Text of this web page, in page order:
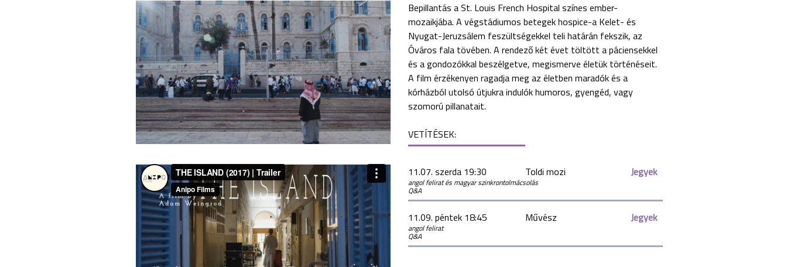
Bepillantás a St. Louis French Hospital színes ember-
mozaikjába. A végstádiumos betegek hospice-a Kelet- és
Nyugat-Jeruzsálem feszültségekkel teli határán fekszik, az
Óváros fala tövében. A rendező két évet töltött a páciensekkel
és a gondozókkal beszélgetve, megismerve életük történéseit.
A film érzékenyen ragadja meg az életben maradók és a
kórházból utolsó útjukra indulók humoros, gyengéd, vagy
szomorú pillanatait.
VETÍTÉSEK:
11.07. szerda 19:30 Toldi mozi Jegyek
angol felirat és magyar szinkrontolmácsolás
Q&A
11.09. péntek 18:45 Művész Jegyek
angol felirat
Q&A